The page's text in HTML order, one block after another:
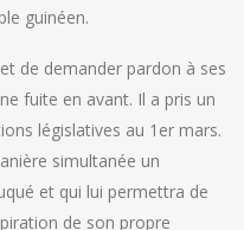
guinéen.
de demander pardon à ses
fuite en avant. Il a pris un
législatives au 1er mars.
simultanée un
et qui lui permettra de
de son propre